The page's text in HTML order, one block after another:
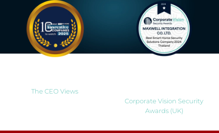
The CEO Views
Corporate Vision Security
Awards (UK)